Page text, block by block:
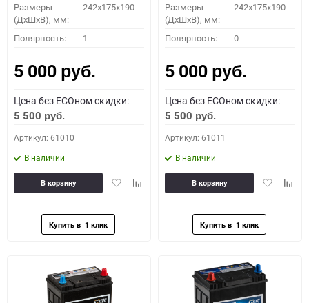
Размеры
(ДхШхВ), мм:
242x175x190
Полярность: 1
5 000 руб.
Цена без ECOном скидки:
5 500 руб.
Артикул: 61010
В наличии
ДобавитьДобавить
В корзину
Размеры
(ДхШхВ), мм:
242x175x190
Полярность: 0
5 000 руб.
Цена без ECOном скидки:
5 500 руб.
Артикул: 61011
В наличии
Добавить
В корзину